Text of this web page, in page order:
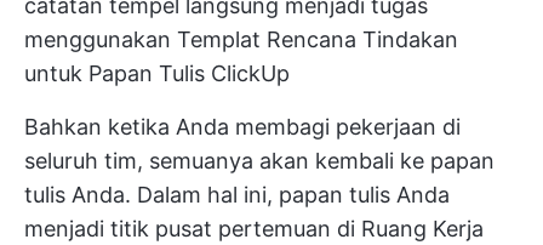
catatan tempel langsung menjadi tugas
menggunakan Templat Rencana Tindakan
untuk Papan Tulis ClickUp
Bahkan ketika Anda membagi pekerjaan di
seluruh tim, semuanya akan kembali ke papan
tulis Anda. Dalam hal ini, papan tulis Anda
menjadi titik pusat pertemuan di Ruang Kerja